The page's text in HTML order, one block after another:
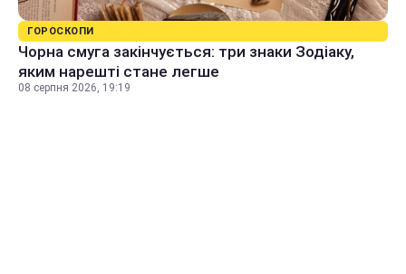
ГОРОСКОПИ
Чорна смуга закінчується: три знаки Зодіаку,
яким нарешті стане легше
08 серпня 2026, 19:19